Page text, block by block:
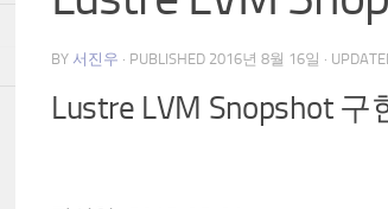
BY 서진우 · PUBLISHED 2016년 8월 16일 ·
Lustre LVM Snopshot 구